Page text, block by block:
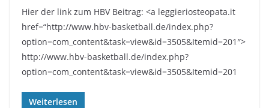
Hier der link zum HBV Beitrag: <a leggieriosteopata.it
href=“http://www.hbv-basketball.de/index.php?
option=com_content&task=view&id=3505&Itemid=201″>
http://www.hbv-basketball.de/index.php?
option=com_content&task=view&id=3505&Itemid=201
Weiterlesen